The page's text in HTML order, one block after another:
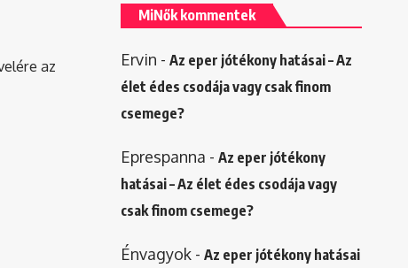
az
MiNők kommentek
Ervin - Az eper jótékony hatásai – Az
élet édes csodája vagy csak finom
csemege?
Eprespanna - Az eper jótékony
hatásai – Az élet édes csodája vagy
csak finom csemege?
Énvagyok- Az eper jótékony hatásai